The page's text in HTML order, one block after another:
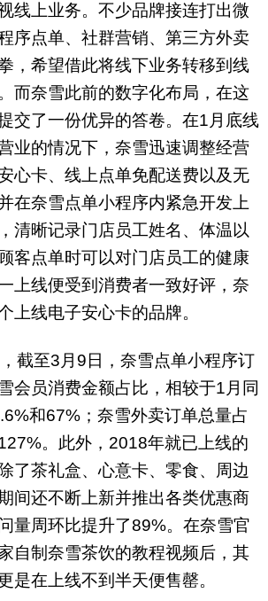
线上业务。不少品牌接连打出微
序点单、社群营销、第三方外卖
，希望借此将线下业务转移到线
而奈雪此前的数字化布局，在这
交了一份优异的答卷。在1月底线
业的情况下，奈雪迅速调整经营
心卡、线上点单免配送费以及无
在奈雪点单小程序内紧急开发上
清晰记录门店员工姓名、体温以
客点单时可以对门店员工的健康
上线便受到消费者一致好评，奈
上线电子安心卡的品牌。
截至3月9日，奈雪点单小程序订
会员消费金额占比，相较于1月同
和67%；奈雪外卖订单总量占
。此外，2018年就已上线的
了茶礼盒、心意卡、零食、周边
间还不断上新并推出各类优惠商
量周环比提升了89%。在奈雪官
自制奈雪茶饮的教程视频后，其
是在上线不到半天便售罄。